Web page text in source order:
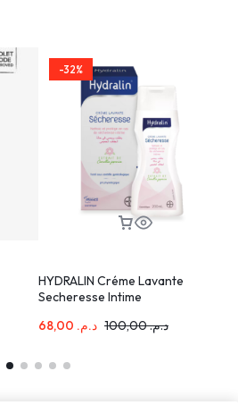
-32%
HYDRALIN Créme Lavante
Secheresse Intime
د.م.
د.م.100,00